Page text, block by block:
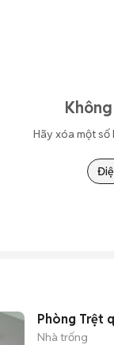
Hãy xóa một số
Phòng Trệt
Nhà trống